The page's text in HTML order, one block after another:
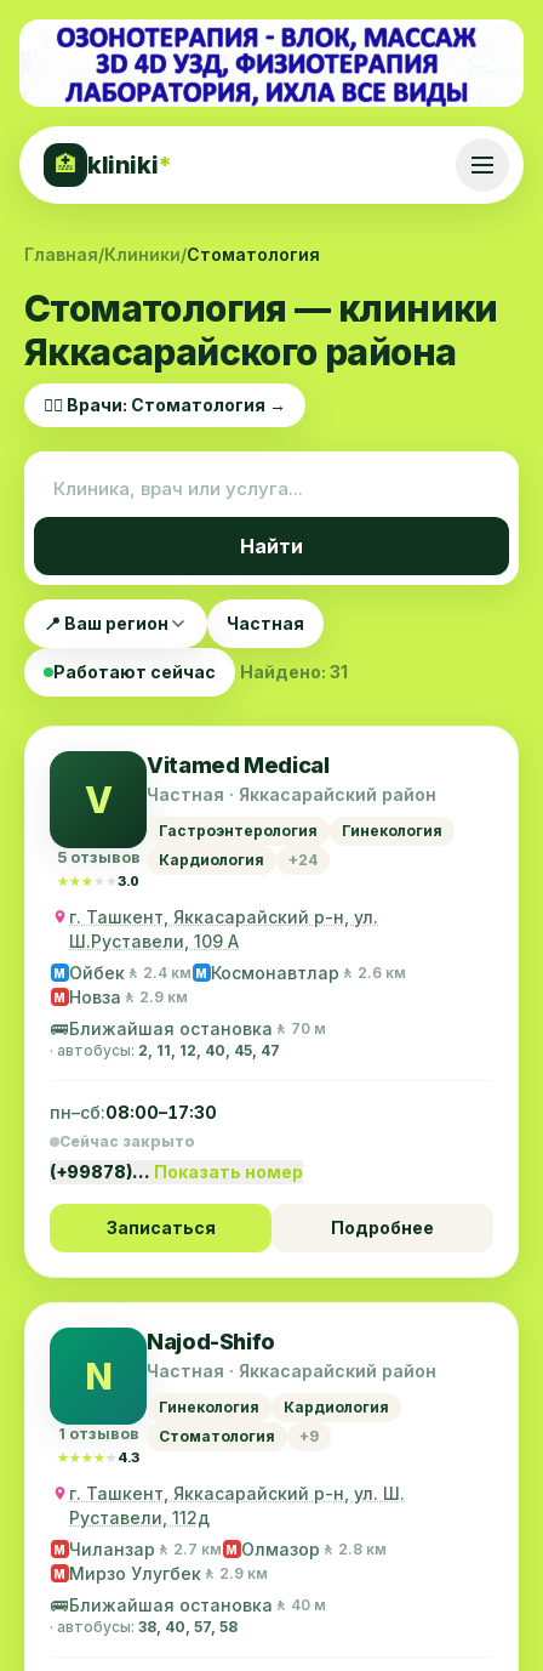
🏥 kliniki*
Главная/Клиники/Стоматология
Стоматология — клиники
Яккасарайского района
👨‍⚕️ Врачи: Стоматология →
Найти
📍 Ваш регион Частная
Работают сейчас Найдено: 31
V
5 отзывов
★★★★★
★★★★★3.0
Vitamed Medical
Частная · Яккасарайский район
Гастроэнтерология
Гинекология
Кардиология
+24
г. Ташкент, Яккасарайский р-н, ул.
Ш.Руставели, 109 А
M Ойбек 🚶 2.4 км M Космонавтлар 🚶 2.6 км
M Новза 🚶 2.9 км
🚌Ближайшая остановка 🚶 70 м
· автобусы: 2, 11, 12, 40, 45, 47
пн–сб:08:00–17:30
Сейчас закрыто
(+99878)… Показать номер
Записаться Подробнее
N
1 отзывов
★★★★★
★★★★★ 4.3
Najod-Shifo
Частная · Яккасарайский район
Гинекология
Кардиология
Стоматология
+9
г. Ташкент, Яккасарайский р-н, ул. Ш.
Руставели, 112д
M Чиланзар 🚶 2.7 км M Олмазор 🚶 2.8 км
M Мирзо Улугбек 🚶 2.9 км
🚌Ближайшая остановка 🚶 40 м
· автобусы: 38, 40, 57, 58